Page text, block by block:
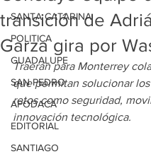
SANTA CATARINA
POLITICA
GUADALUPE
SAN PEDRO
APODACA
EDITORIAL
SANTIAGO
transición de
Garza gira por
Traerán para Monterrey
que permitan solucionar
retos como seguridad,
innovación tecnológica.